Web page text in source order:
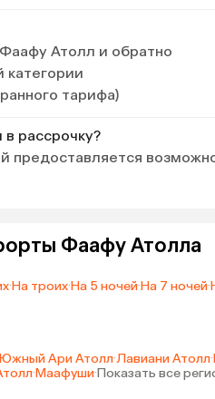
Атолл и обратно
категории
тарифа)
рассрочку?
Фаафу Атолла
·На троих·На 5 ночей·На 7 ночей·
Южный Ари Атолл·Лавиани Атолл·
·Маафуши·Показать все